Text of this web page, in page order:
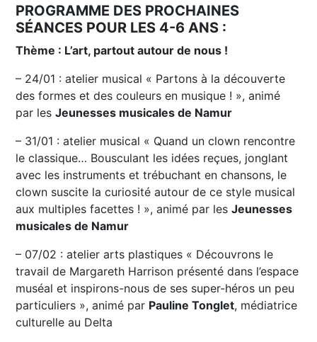
PROGRAMME DES PROCHAINES
SÉANCES POUR LES 4-6 ANS :
Thème : L’art, partout autour de nous !
– 24/01 : atelier musical « Partons à la découverte
des formes et des couleurs en musique ! », animé
par lesJeunesses musicales de Namur
– 31/01 : atelier musical « Quand un clown rencontre
le classique… Bousculant les idées reçues, jonglant
avec les instruments et trébuchant en chansons, le
clown suscite la curiosité autour de ce style musical
aux multiples facettes ! », animé par lesJeunesses
musicales de Namur
– 07/02 : atelier arts plastiques « Découvrons le
travail de Margareth Harrison présenté dans l’espace
muséal et inspirons-nous de ses super-héros un peu
particuliers », animé par Pauline Tonglet, médiatrice
culturelle au Delta